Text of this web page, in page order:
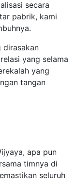
secara
pabrik, kami
dirasakan
yang selama
yang
tangan
apa pun
timnya di
seluruh